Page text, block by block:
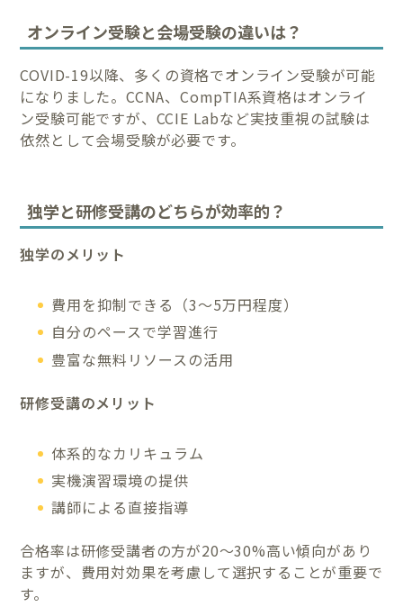
オンライン受験と会場受験の違いは？
COVID-19以降、多くの資格でオンライン受験が可能
になりました。CCNA、CompTIA系資格はオンライ
ン受験可能ですが、CCIE Labなど実技重視の試験は
依然として会場受験が必要です。
独学と研修受講のどちらが効率的？
独学のメリット
費用を抑制できる（3〜5万円程度）
自分のペースで学習進行
豊富な無料リソースの活用
研修受講のメリット
体系的なカリキュラム
実機演習環境の提供
講師による直接指導
合格率は研修受講者の方が20〜30%高い傾向があり
ますが、費用対効果を考慮して選択することが重要で
す。